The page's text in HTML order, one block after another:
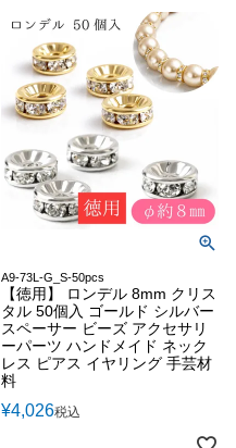
A9-73L-G_S-50pcs
【徳用】 ロンデル 8mm クリス
タル 50個入 ゴールド シルバー
スペーサー ビーズ アクセサリ
ーパーツ ハンドメイド ネック
レス ピアス イヤリング 手芸材
料
¥4,026税込